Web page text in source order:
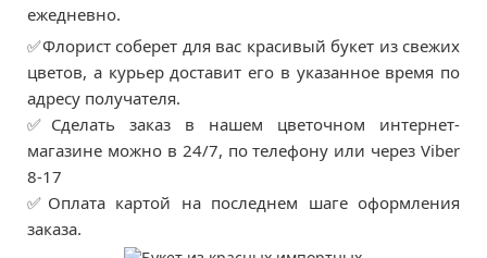
ежедневно.
✅Флорист соберет для вас красивый букет из свежих
цветов, а курьер доставит его в указанное время по
адресу получателя.
✅Сделать заказ в нашем цветочном интернет-
магазине можно в 24/7, по телефону или через Viber
8-17
✅Оплата картой на последнем шаге оформления
заказа.